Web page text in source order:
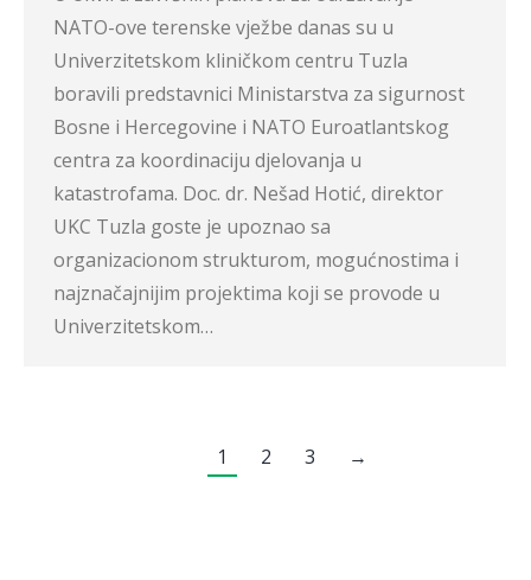
NATO-ove terenske vježbe danas su u
Univerzitetskom kliničkom centru Tuzla
boravili predstavnici Ministarstva za sigurnost
Bosne i Hercegovine i NATO Euroatlantskog
centra za koordinaciju djelovanja u
katastrofama. Doc. dr. Nešad Hotić, direktor
UKC Tuzla goste je upoznao sa
organizacionom strukturom, mogućnostima i
najznačajnijim projektima koji se provode u
Univerzitetskom…
1 2 3 →